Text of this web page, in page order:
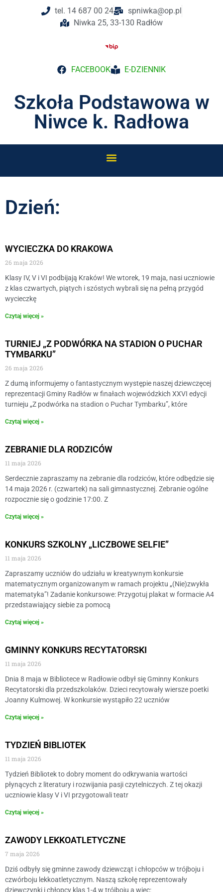
tel. 14 687 00 24
spniwka@op.pl
Niwka 25, 33-130 Radłów
FACEBOOK E-DZIENNIK
Szkoła Podstawowa w
Niwce k. Radłowa
Dzień:
WYCIECZKA DO KRAKOWA
26 maja 2026
Klasy IV, V i VI podbijają Kraków! ​We wtorek, 19 maja, nasi uczniowie
z klas czwartych, piątych i szóstych wybrali się na pełną przygód
wycieczkę
Czytaj więcej »
TURNIEJ „Z PODWÓRKA NA STADION O PUCHAR
TYMBARKU”
26 maja 2026
Z dumą informujemy o fantastycznym występie naszej dziewczęcej
reprezentacji Gminy Radłów w finałach wojewódzkich XXVI edycji
turnieju „Z podwórka na stadion o Puchar Tymbarku”, które
Czytaj więcej »
ZEBRANIE DLA RODZICÓW
11 maja 2026
Serdecznie zapraszamy na zebranie dla rodziców, które odbędzie się
14 maja 2026 r. (czwartek) na sali gimnastycznej. Zebranie ogólne
rozpocznie się o godzinie 17:00. Z
Czytaj więcej »
KONKURS SZKOLNY „LICZBOWE SELFIE”
11 maja 2026
Zapraszamy uczniów do udziału w kreatywnym konkursie
matematycznym organizowanym w ramach projektu „(Nie)zwykła
matematyka”! Zadanie konkursowe: Przygotuj plakat w formacie A4
przedstawiający siebie za pomocą
Czytaj więcej »
GMINNY KONKURS RECYTATORSKI
11 maja 2026
Dnia 8 maja w Bibliotece w Radłowie odbył się Gminny Konkurs
Recytatorski dla przedszkolaków. Dzieci recytowały wiersze poetki
Joanny Kulmowej. W konkursie wystąpiło 22 uczniów
Czytaj więcej »
TYDZIEŃ BIBLIOTEK
11 maja 2026
Tydzień Bibliotek to dobry moment do odkrywania wartości
płynących z literatury i rozwijania pasji czytelniczych. Z tej okazji
uczniowie klasy V i VI przygotowali teatr
Czytaj więcej »
ZAWODY LEKKOATLETYCZNE
7 maja 2026
Dziś odbyły się gminne zawody dziewcząt i chłopców w trójboju i
czwórboju lekkoatletycznym. Naszą szkołę reprezentowały
dziewczynki i chłopcy klas 1-4 w trójboju a więc: